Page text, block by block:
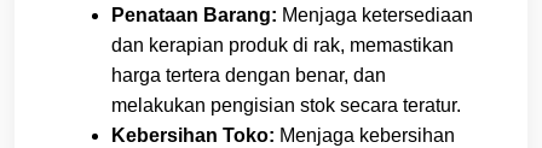
Penataan Barang: Menjaga ketersediaan
dan kerapian produk di rak, memastikan
harga tertera dengan benar, dan
melakukan pengisian stok secara teratur.
Kebersihan Toko: Menjaga kebersihan